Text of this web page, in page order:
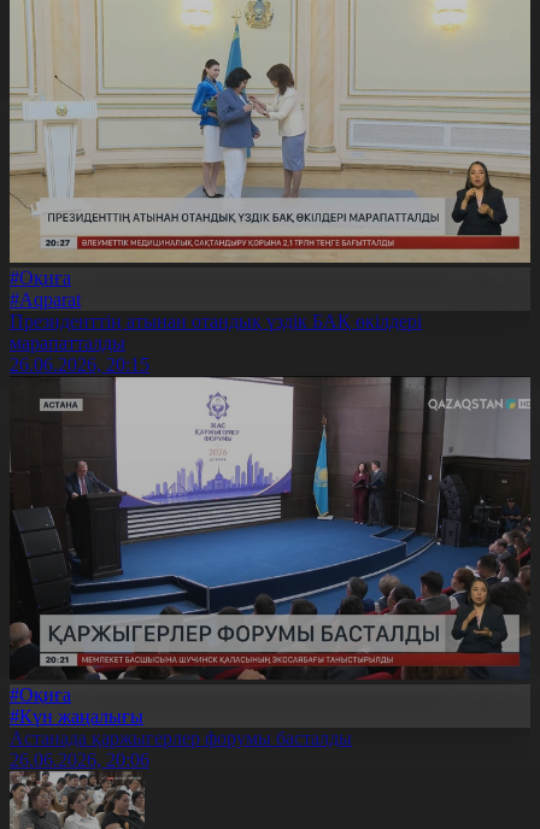
#Оқиға
#Aqparat
Президенттің атынан отандық үздік БАҚ өкілдері
марапатталды
26.06.2026, 20:15
#Оқиға
#Күн жаңалығы
Астанада қаржыгерлер форумы басталды
26.06.2026, 20:06